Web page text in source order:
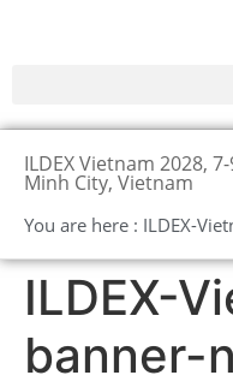
ILDEX Vietnam 2028,
Minh City, Vietnam
You are here : ILDEX-
ILDEX-
banner-